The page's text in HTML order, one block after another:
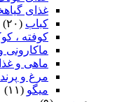
غذای
کباب (۲۰)
کوفته ،
ماکارونی و
ماهی و
مرغ و
میگو (۱۱)